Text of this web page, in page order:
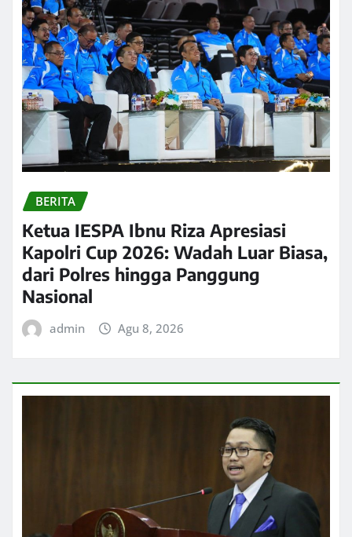
BERITA
Ketua IESPA Ibnu Riza Apresiasi
Kapolri Cup 2026: Wadah Luar Biasa,
dari Polres hingga Panggung
Nasional
admin Agu 8, 2026